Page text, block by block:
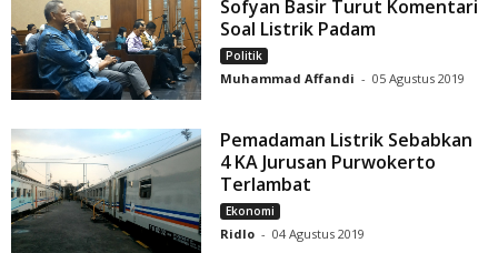
Sofyan Basir Turut Komentari
Soal Listrik Padam
Politik
Muhammad Affandi - 05 Agustus 2019
Pemadaman Listrik Sebabkan
4 KA Jurusan Purwokerto
Terlambat
Ekonomi
Ridlo - 04 Agustus 2019